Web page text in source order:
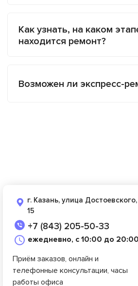
Как узнать, на каком
находится ремонт?
Возможен ли экспресс-
г. Казань, улица Достоевского,
15
+7 (843) 205-50-33
ежедневно, с 10:00 до 20:00
Приём заказов, онлайн и
телефонные консультации, часы
работы офиса